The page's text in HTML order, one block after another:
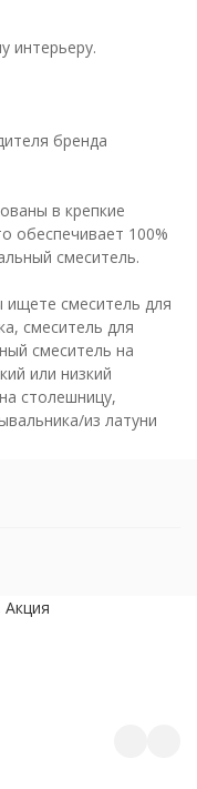
интерьеру.
бренда
в крепкие
обеспечивает 100%
смеситель.
смеситель для
смеситель для
смеситель на
или низкий
столешницу,
из латуни
Акция